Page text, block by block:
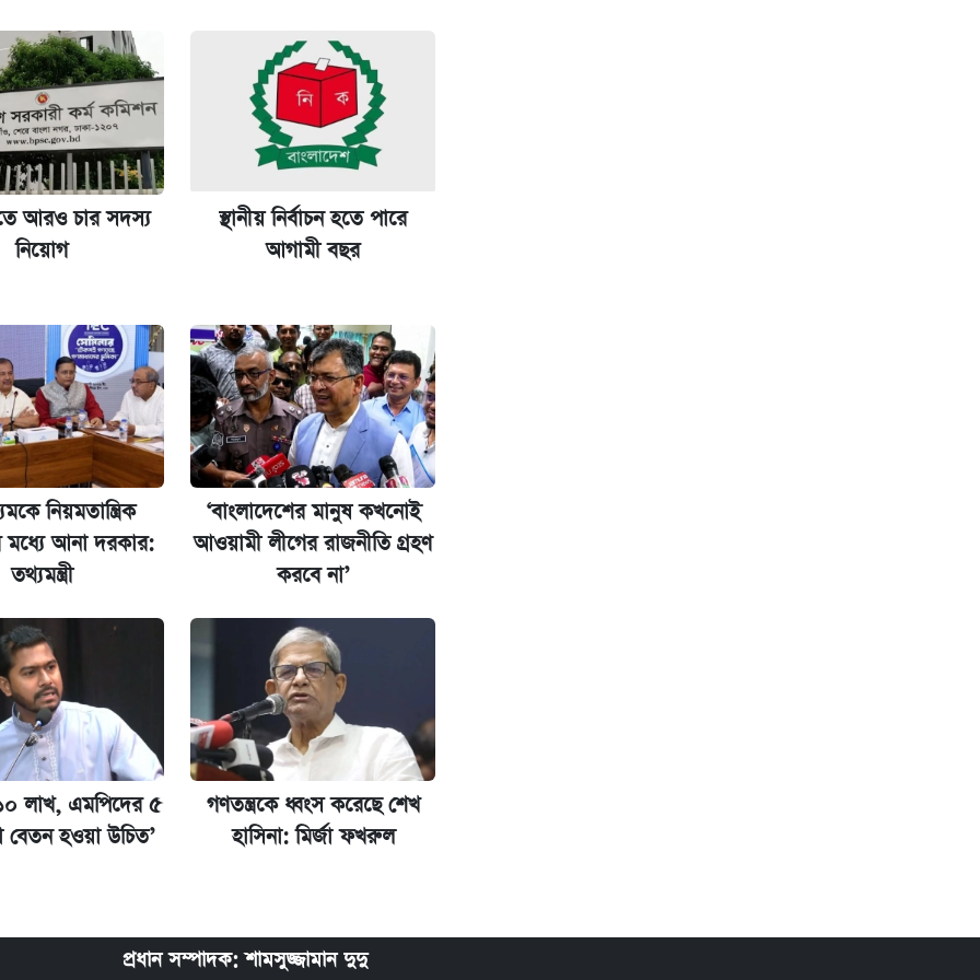
দাম ও ফিচার
গেল
শুরু, আবেদন ১২ আগস্ট পর্যন্ত
আরও চার সদস্য
নিয়োগ
স্থানীয় নির্বাচন হতে পারে
আগামী বছর
নিয়মতান্ত্রিক
মধ্যে আনা দরকার:
তথ্যমন্ত্রী
‘বাংলাদেশের মানুষ কখনোই
আওয়ামী লীগের রাজনীতি গ্রহণ
করবে না’
১০ লাখ, এমপিদের ৫
বেতন হওয়া উচিত’
গণতন্ত্রকে ধ্বংস করেছে শেখ
হাসিনা: মির্জা ফখরুল
প্রধান সম্পাদক: শামসুজ্জামান দুদু